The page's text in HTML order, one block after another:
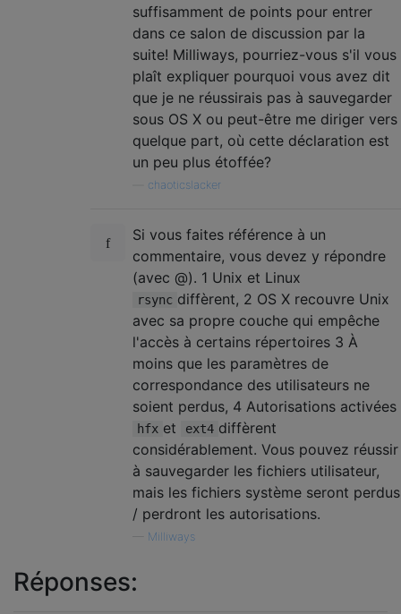
suffisamment de points pour entrer
dans ce salon de discussion par la
suite! Milliways, pourriez-vous s'il vous
plaît expliquer pourquoi vous avez dit
que je ne réussirais pas à sauvegarder
sous OS X ou peut-être me diriger vers
quelque part, où cette déclaration est
un peu plus étoffée?
chaoticslacker
Si vous faites référence à un
commentaire, vous devez y répondre
(avec @). 1 Unix et Linux
rsync diffèrent, 2 OS X recouvre Unix
avec sa propre couche qui empêche
l'accès à certains répertoires 3 À
moins que les paramètres de
correspondance des utilisateurs ne
soient perdus, 4 Autorisations activées
hfx et ext4 diffèrent
considérablement. Vous pouvez réussir
à sauvegarder les fichiers utilisateur,
mais les fichiers système seront perdus
/ perdront les autorisations.
Milliways
Réponses: